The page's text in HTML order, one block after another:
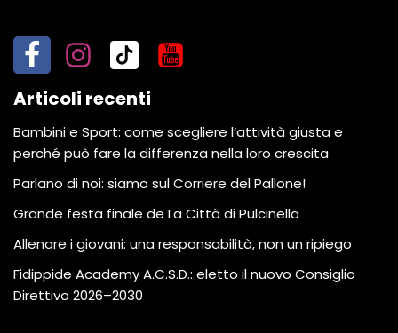
Articoli recenti
Bambini e Sport: come scegliere l’attività giusta e
perché può fare la differenza nella loro crescita
Parlano di noi: siamo sul Corriere del Pallone!
Grande festa finale de La Città di Pulcinella
Allenare i giovani: una responsabilità, non un ripiego
Fidippide Academy A.C.S.D.: eletto il nuovo Consiglio
Direttivo 2026–2030